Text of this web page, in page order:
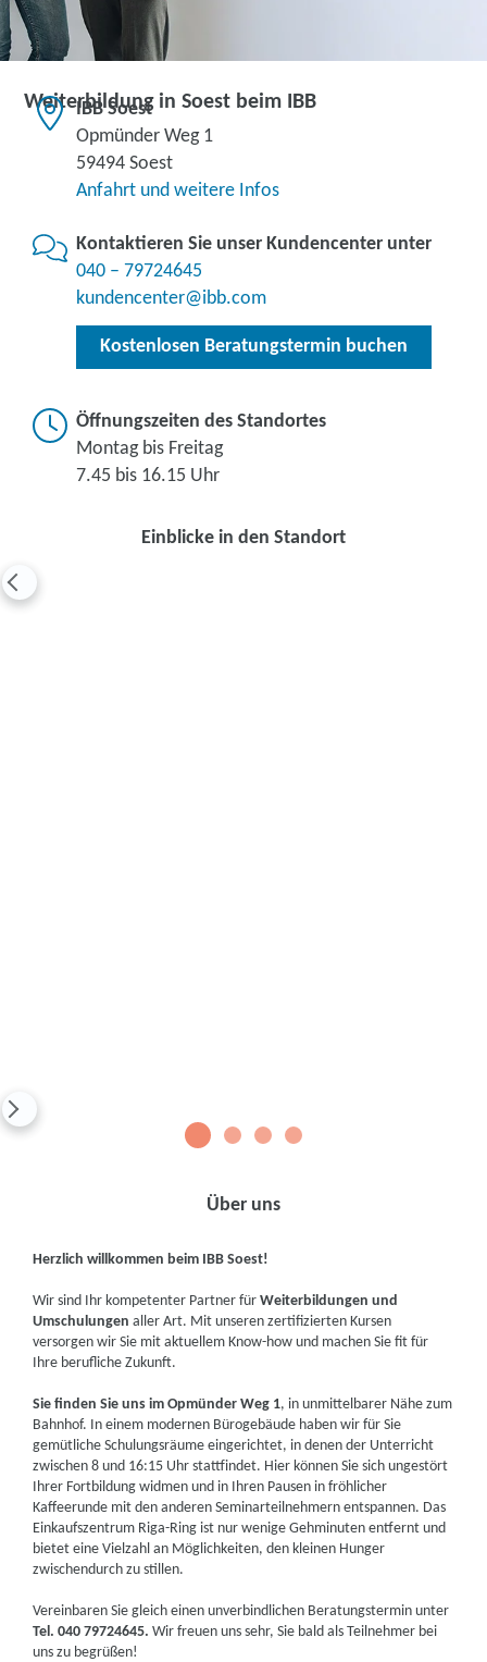
Weiterbildung in Soest beim IBB
IBB Soest
Opmünder Weg 1
59494 Soest
Anfahrt und weitere Infos
Kontaktieren Sie unser Kundencenter unter
040 – 79724645
kundencenter@ibb.com
Kostenlosen Beratungstermin buchen
Öffnungszeiten des Standortes
Montag bis Freitag
7.45 bis 16.15 Uhr
Einblicke in den Standort
2 3 4
Über uns
Herzlich willkommen beim IBB Soest!
Wir sind Ihr kompetenter Partner fürWeiterbildungen und
Umschulungen aller Art. Mit unseren zertifizierten Kursen
versorgen wir Sie mit aktuellem Know-how und machen Sie fit für
Ihre berufliche Zukunft.
Sie finden Sie uns im Opmünder Weg 1, in unmittelbarer Nähe zum
Bahnhof. In einem modernen Bürogebäude haben wir für Sie
gemütliche Schulungsräume eingerichtet, in denen der Unterricht
zwischen 8 und 16:15 Uhr stattfindet. Hier können Sie sich ungestört
Ihrer Fortbildung widmen und in Ihren Pausen in fröhlicher
Kaffeerunde mit den anderen Seminarteilnehmern entspannen. Das
Einkaufszentrum Riga-Ring ist nur wenige Gehminuten entfernt und
bietet eine Vielzahl an Möglichkeiten, den kleinen Hunger
zwischendurch zu stillen.
Vereinbaren Sie gleich einen unverbindlichen Beratungstermin unter
Tel. 040 79724645.Wir freuen uns sehr, Sie bald als Teilnehmer bei
uns zu begrüßen!